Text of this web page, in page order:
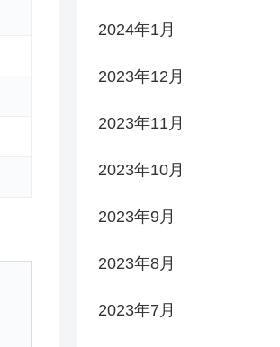
2024年1月
2023年12月
2023年11月
2023年10月
2023年9月
2023年8月
2023年7月